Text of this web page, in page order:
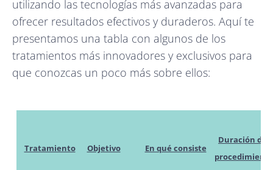
utilizando las tecnologías más avanzadas para
ofrecer resultados efectivos y duraderos. Aquí te
presentamos una tabla con algunos de los
tratamientos más innovadores y exclusivos para
que conozcas un poco más sobre ellos:
Tratamiento Objetivo En qué consiste
Duración del
procedimiento